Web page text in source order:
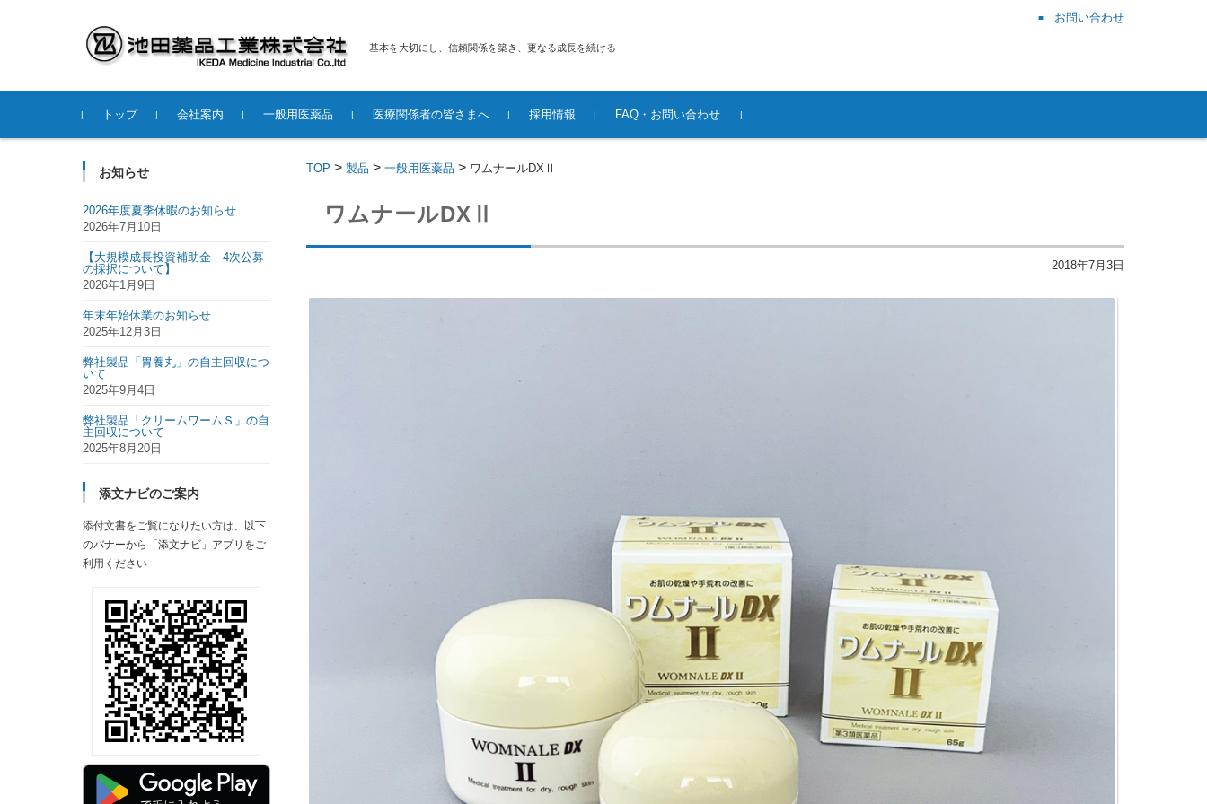
基本を大切にし、信頼関係を築き、更なる成長を続ける
お問い合わせ
コンテンツに移動
トップ 会社案内 一般用医薬品 医療関係者の皆さまへ 採用情報 FAQ・お問い合わせ
TOP > 製品 > 一般用医薬品 > ワムナールDXⅡ
ワムナールDXⅡ
2018年7月3日
お知らせ
2026年度夏季休暇のお知らせ
2026年7月10日
【大規模成長投資補助金 4次公募
の採択について】
2026年1月9日
年末年始休業のお知らせ
2025年12月3日
弊社製品「胃養丸」の自主回収につ
いて
2025年9月4日
弊社製品「クリームワームＳ」の自
主回収について
2025年8月20日
添文ナビのご案内
添付文書をご覧になりたい方は、以下
のバナーから「添文ナビ」アプリをご
利用ください